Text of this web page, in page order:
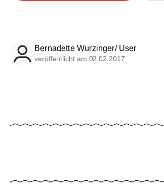
Bernadette Wurzinger/ User
veröffentlicht am 02.02.2017